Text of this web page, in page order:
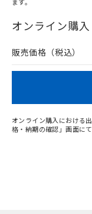
在庫等で未対応品
問い合わせくださ
オンライン購入
販売価格（税込）
オンライン購入における
格・納期の確認」画面に